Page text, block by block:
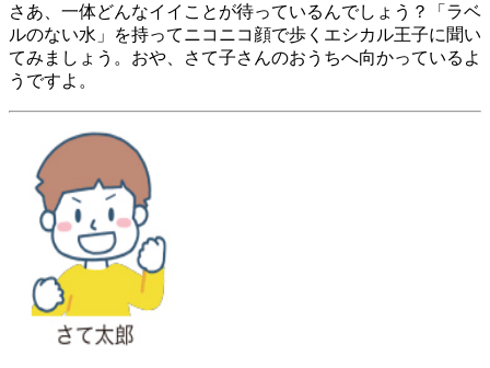
さあ、一体どんなイイことが待っているんでしょう？「ラベ
ルのない水」を持ってニコニコ顔で歩くエシカル王子に聞い
てみましょう。おや、さて子さんのおうちへ向かっているよ
うですよ。